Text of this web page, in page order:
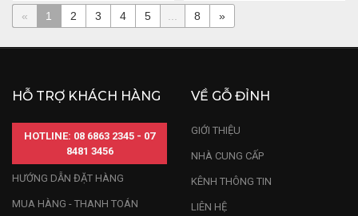
« 1 2 3 4 5 8 »
HỖ TRỢ KHÁCH HÀNG
HOTLINE: 08 6863 2345 - 07
8481 3456
HƯỚNG DẪN ĐẶT HÀNG
MUA HÀNG - THANH TOÁN
VỀ GỖ ĐỈNH
GIỚI THIỆU
NHÀ CUNG CẤP
KÊNH THÔNG TIN
LIÊN HỆ